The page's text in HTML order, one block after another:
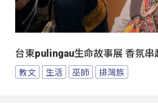
台東pulingau生命故事展 香氛串
教文 生活 巫師 排灣族